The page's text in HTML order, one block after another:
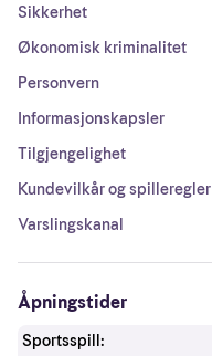
Sikkerhet
Økonomisk kriminalitet
Personvern
Informasjonskapsler
Tilgjengelighet
Kundevilkår og spilleregler
Varslingskanal
Åpningstider
Sportsspill: